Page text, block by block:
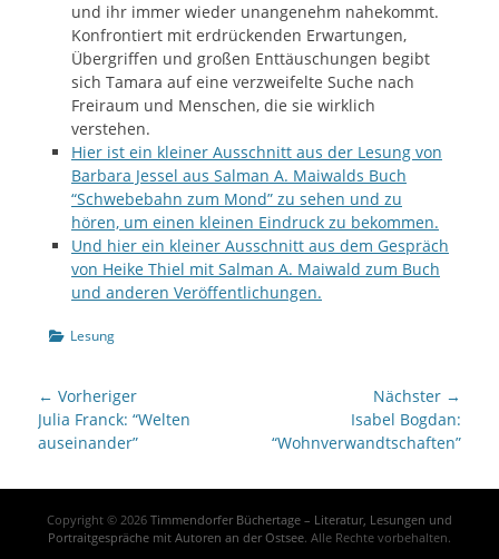
und ihr immer wieder unangenehm nahekommt.
Konfrontiert mit erdrückenden Erwartungen,
Übergriffen und großen Enttäuschungen begibt
sich Tamara auf eine verzweifelte Suche nach
Freiraum und Menschen, die sie wirklich
verstehen.
Hier ist ein kleiner Ausschnitt aus der Lesung von
Barbara Jessel aus Salman A. Maiwalds Buch
“Schwebebahn zum Mond” zu sehen und zu
hören, um einen kleinen Eindruck zu bekommen.
Und hier ein kleiner Ausschnitt aus dem Gespräch
von Heike Thiel mit Salman A. Maiwald zum Buch
und anderen Veröffentlichungen.
Kategorien
Lesung
Beitrags-
Navigation
← Vorheriger
Vorheriger
Beitrag:
Julia Franck: “Welten
auseinander”
Nächster →
Beitrag:
Isabel Bogdan:
“Wohnverwandtschaften”
Copyright © 2026 Timmendorfer Büchertage – Literatur, Lesungen und
Portraitgespräche mit Autoren an der Ostsee. Alle Rechte vorbehalten.